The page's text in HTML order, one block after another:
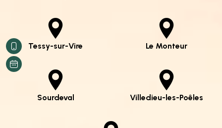
Tessy-sur-Vire Le Monteur
Sourdeval Villedieu-les-Poêles